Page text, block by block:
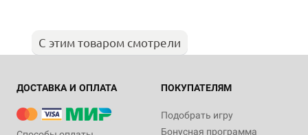
С этим товаром смотрели
ДОСТАВКА И ОПЛАТА ПОКУПАТЕЛЯМ
Подобрать игру
Бонусная программа